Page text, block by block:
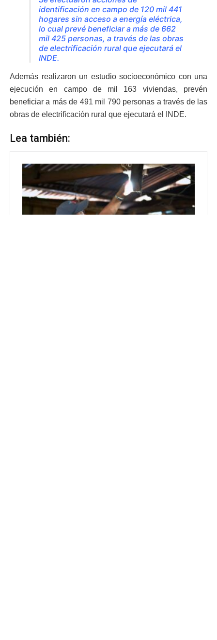
identificación en campo de 120 mil 441
hogares sin acceso a energía eléctrica,
lo cual prevé beneficiar a más de 662
mil 425 personas, a través de las obras
de electrificación rural que ejecutará el
INDE.
Además realizaron un estudio socioeconómico con una
ejecución en campo de mil 163 viviendas, prevén
beneficiar a más de 491 mil 790 personas a través de las
obras de electrificación rural que ejecutará el INDE.
Lea también: